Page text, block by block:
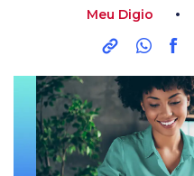
Meu Digio •